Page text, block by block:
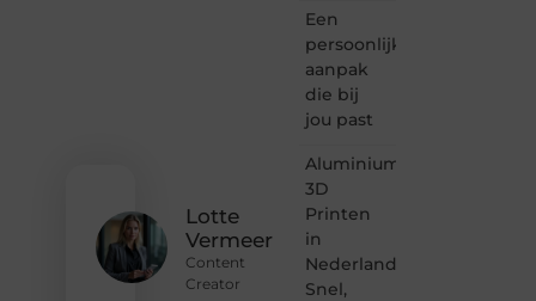
Lotte
Vermeer
Content
Creator
Een
persoonlijke
aanpak
die bij
jou past
Aluminium
3D
Printen
in
Nederland:
Snel,